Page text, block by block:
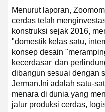
Menurut laporan,
cerdas telah
konstruksi sejak 2016,
"domestik kelas satu,
konsep desain
kecerdasan dan
dibangun sesuai dengan
Jerman. Ini adalah satu-
menara di dunia yang
jalur produksi cerdas,